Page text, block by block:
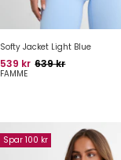
Softy Jacket Light Blue
Pris
539 kr Oprindelig pris
639 kr
FAMME
Spar 100 kr